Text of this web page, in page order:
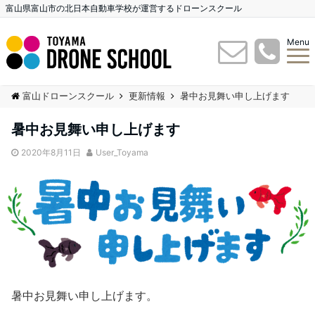
富山県富山市の北日本自動車学校が運営するドローンスクール
Menu
富山ドローンスクール 更新情報 暑中お見舞い申し上げます
暑中お見舞い申し上げます
2020年8月11日 User_Toyama
暑中お見舞い申し上げます。